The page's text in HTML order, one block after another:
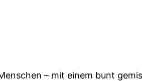
– mit einem bunt